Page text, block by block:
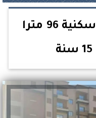
الإسكان تطرح شقق سكنية 96 مترا